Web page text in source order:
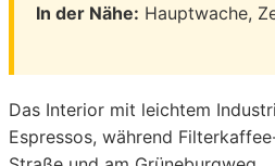
In der Nähe: Hauptwache,
Das Interior mit leichtem
Espressos, während